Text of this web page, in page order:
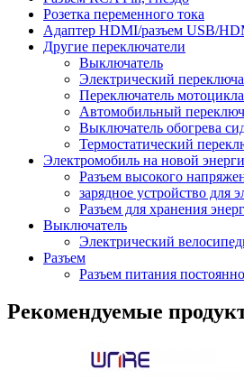
Розетка переменного тока
Адаптер HDMI/разъем USB/
Другие переключатели
Выключатель
Электрический
Переключатель мотоцикла
Автомобильный
Выключатель обогрева
Термостатический
Электромобиль на новой
Разъем высокого
зарядное устройство для
Разъем для хранения
Выключатель
Электрический
Разъем
Разъем питания
Рекомендуемые